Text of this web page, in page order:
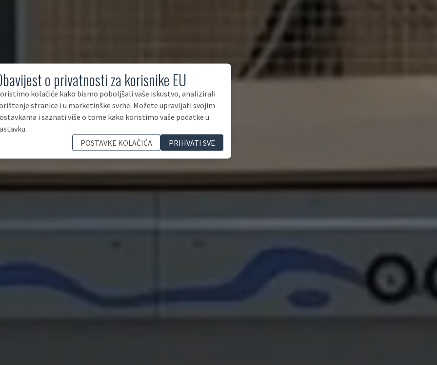
o privatnosti za korisnike EU
kolačiće kako bismo poboljšali vaše iskustvo, analizirali
stranice i u marketinške svrhe. Možete upravljati svojim
i saznati više o tome kako koristimo vaše podatke u
POSTAVKE KOLAČIĆA
PRIHVATI SVE